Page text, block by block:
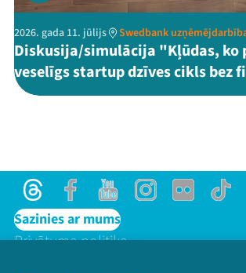
2026. gada 11. jūlijs Swedbank
Diskusija/simulācija "Kļūdas, ko
veselīgs startup dzīves cikls bez
ThreadsFacebookYoutubeInstagram
Flick TikTok
Sazinies ar mums
Privātuma politika